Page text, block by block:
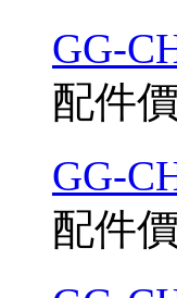
GG-
配件
GG-
配件